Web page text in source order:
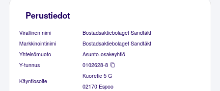
Perustiedot
Virallinen nimi
Bostadsaktiebolaget Sandtäkt
Markkinointinimi
Bostadsaktiebolaget Sandtäkt
Yhteisömuoto
Asunto-osakeyhtiö
Y-tunnus
0102628-8
Käyntiosoite
Kuoretie 5 G
02170 Espoo